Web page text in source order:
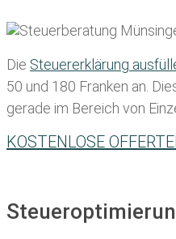
Die Steuererklärung
50 und 180 Franken an.
gerade im Bereich von
KOSTENLOSE